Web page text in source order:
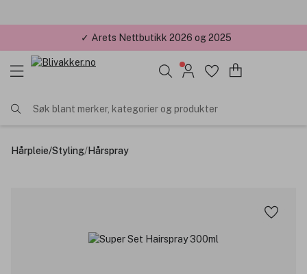
✓ Årets Nettbutikk 2026 og 2025
Søk blant merker, kategorier og produkter
Hårpleie/Styling/Hårspray